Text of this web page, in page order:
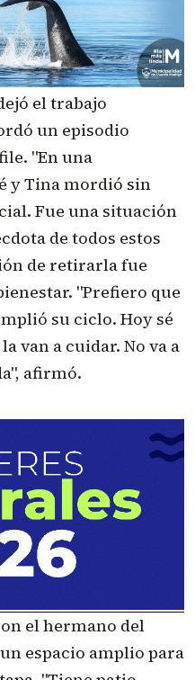
el trabajo
un episodio
"En una
y Tina mordió sin
Fue una situación
de todos estos
de retirarla fue
"Prefiero que
su ciclo. Hoy sé
van a cuidar. No va a
afirmó.
el hermano del
espacio amplio para